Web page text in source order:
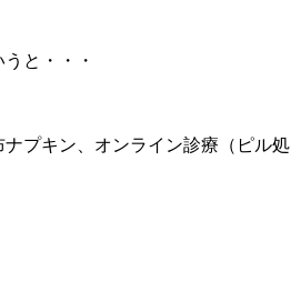
と・・・
プキン、オンライン診療（ピル処